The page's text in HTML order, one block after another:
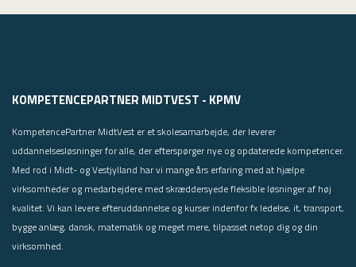
KOMPETENCEPARTNER MIDTVEST - KPMV
KompetencePartner MidtVest er et skolesamarbejde, der leverer
uddannelsesløsninger for alle, der efterspørger nye og opdaterede kompetencer.
Med rod i Midt- og Vestjylland har vi mange års erfaring med at hjælpe
virksomheder og medarbejdere med skræddersyede fleksible løsninger af høj
kvalitet. Vi kan levere efteruddannelse og kurser indenfor fx ledelse, it, transport,
bygge anlæg, dansk, matematik og meget mere, tilpasset netop dig og din
virksomhed.